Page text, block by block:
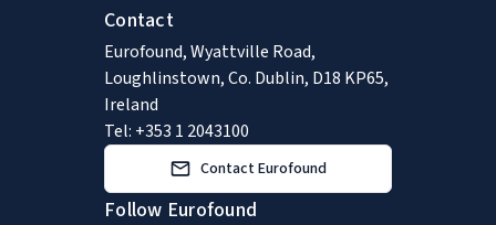
Contact
Eurofound, Wyattville Road,
Loughlinstown, Co. Dublin, D18 KP65,
Ireland
Tel: +353 1 2043100
Contact Eurofound
Follow Eurofound